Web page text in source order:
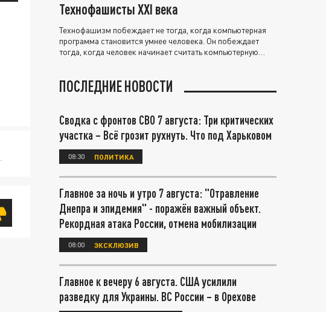
Технофашисты XXI века
Технофашизм побеждает не тогда, когда компьютерная
программа становится умнее человека. Он побеждает
тогда, когда человек начинает считать компьютерную
ПОСЛЕДНИЕ НОВОСТИ
Сводка с фронтов СВО 7 августа: Три критических
участка – Всё грозит рухнуть. Что под Харьковом
08:30 ПОЛИТИКА
Главное за ночь и утро 7 августа: "Отравление
Днепра и эпидемия" - поражён важный объект.
Рекордная атака России, отмена мобилизации
08:00 ЭКСКЛЮЗИВ
Главное к вечеру 6 августа. США усилили
разведку для Украины. ВС России – в Орехове